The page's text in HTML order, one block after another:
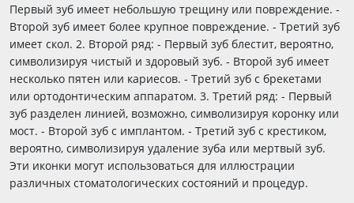
Первый зуб имеет небольшую трещину или повреждение. -
Второй зуб имеет более крупное повреждение. - Третий зуб
имеет скол. 2. Второй ряд: - Первый зуб блестит, вероятно,
символизируя чистый и здоровый зуб. - Второй зуб имеет
несколько пятен или кариесов. - Третий зуб с брекетами
или ортодонтическим аппаратом. 3. Третий ряд: - Первый
зуб разделен линией, возможно, символизируя коронку или
мост. - Второй зуб с имплантом. - Третий зуб с крестиком,
вероятно, символизируя удаление зуба или мертвый зуб.
Эти иконки могут использоваться для иллюстрации
различных стоматологических состояний и процедур.